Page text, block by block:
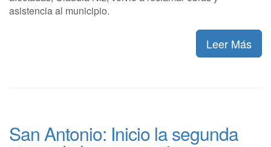
asistencia al municipio.
Leer Más
San Antonio: Inicio la segunda